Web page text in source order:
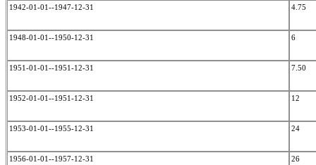
1942-01-01--1947-12-31 4.75
1948-01-01--1950-12-31 6
1951-01-01--1951-12-31 7.50
1952-01-01--1951-12-31 12
1953-01-01--1955-12-31 24
1956-01-01--1957-12-31 26